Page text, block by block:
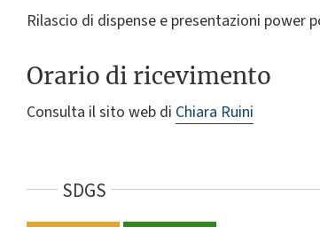
Rilascio di dispense e presentazioni power
Orario di ricevimento
Consulta il sito web di Chiara Ruini
SDGS